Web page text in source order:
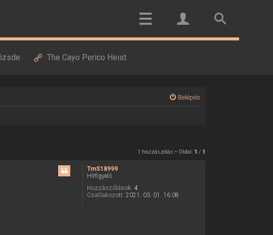
The Cayo Perico Heist
Belépés
1 hozzászólás • Oldal: 1 / 1
TmS18999
Hírfigyelő
Hozzászólások: 4
Csatlakozott: 2021. 03. 01. 16:08